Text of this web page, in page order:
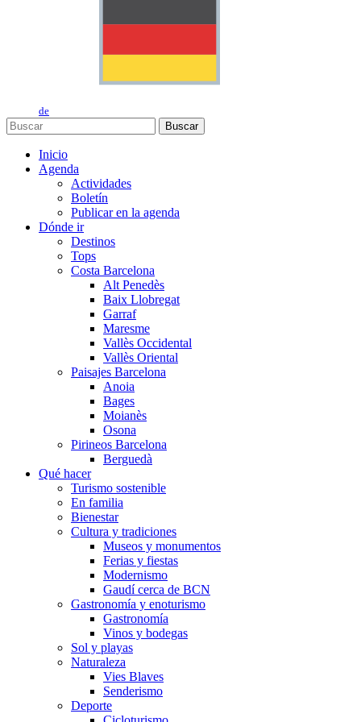
de
Buscar
Inicio
Agenda
Actividades
Boletín
Publicar en la agenda
Dónde ir
Destinos
Tops
Costa Barcelona
Alt Penedès
Baix Llobregat
Garraf
Maresme
Vallès Occidental
Vallès Oriental
Paisajes Barcelona
Anoia
Bages
Moianès
Osona
Pirineos Barcelona
Berguedà
Qué hacer
Turismo sostenible
En familia
Bienestar
Cultura y tradiciones
Museos y monumentos
Ferias y fiestas
Modernismo
Gaudí cerca de BCN
Gastronomía y enoturismo
Gastronomía
Vinos y bodegas
Sol y playas
Naturaleza
Vies Blaves
Senderismo
Deporte